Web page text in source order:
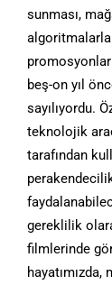
sunması,
algoritmalarla
beş-on yıl
sayılıyordu.
teknolojik
tarafından
gereklilik
filmlerinde
hayatımızda,